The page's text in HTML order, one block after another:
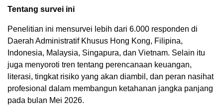
Tentang survei ini
Penelitian ini mensurvei lebih dari 6.000 responden di
Daerah Administratif Khusus Hong Kong, Filipina,
Indonesia, Malaysia, Singapura, dan Vietnam. Selain itu
juga menyoroti tren tentang perencanaan keuangan,
literasi, tingkat risiko yang akan diambil, dan peran nasihat
profesional dalam membangun ketahanan jangka panjang
pada bulan Mei 2026.